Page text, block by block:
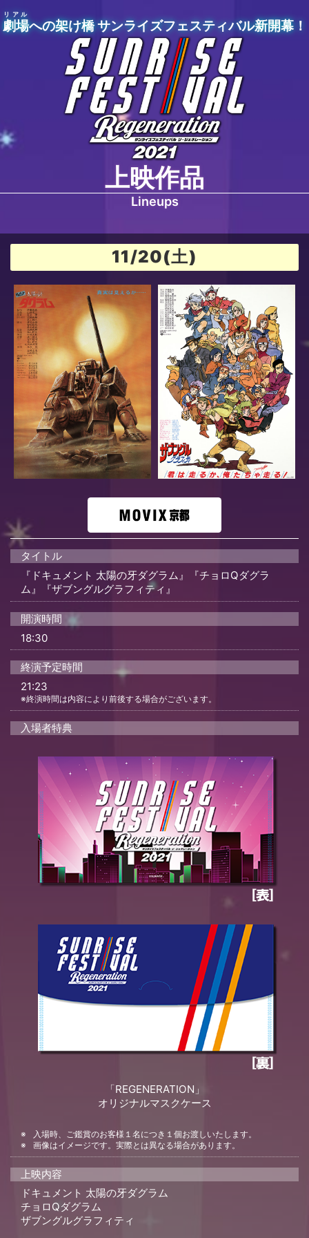
劇場
リアル
への架け橋 サンライズフェスティバル新開幕！
上映作品
Lineups
11/20(土)
タイトル
『ドキュメント 太陽の牙ダグラム』『チョロQダグラ
ム』『ザブングルグラフィティ』
開演時間
18:30
終演予定時間
21:23
※終演時間は内容により前後する場合がございます。
入場者特典
「REGENERATION」
オリジナルマスクケース
入場時、ご鑑賞のお客様１名につき１個お渡しいたします。
画像はイメージです。実際とは異なる場合があります。
上映内容
ドキュメント 太陽の牙ダグラム
チョロQダグラム
ザブングルグラフィティ